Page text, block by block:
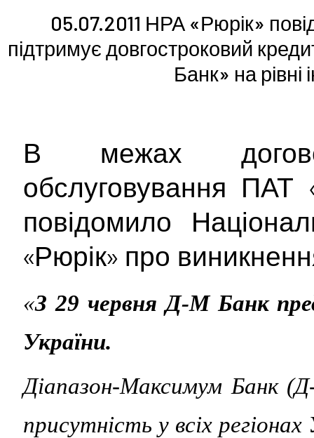
05.07.2011 НРА «Рюрік»
підтримує довгостроковий
Банк» на рівні
В межах
обслуговування ПАТ
повідомило
«Рюрік» про
«З 29 червня Д-М Банк
України.
Діапазон-Максимум Банк
присутність у всіх